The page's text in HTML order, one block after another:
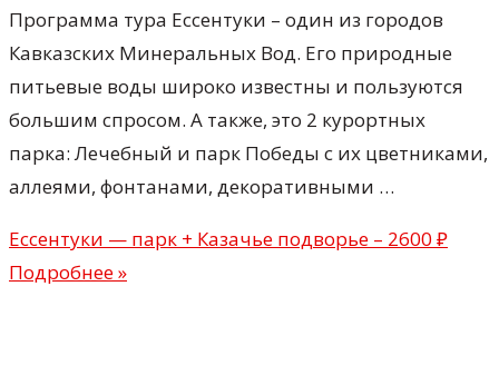
Программа тура Ессентуки – один из городов
Кавказских Минеральных Вод. Его природные
питьевые воды широко известны и пользуются
большим спросом. А также, это 2 курортных
парка: Лечебный и парк Победы с их цветниками,
аллеями, фонтанами, декоративными …
Ессентуки — парк + Казачье подворье – 2600 ₽
Подробнее »